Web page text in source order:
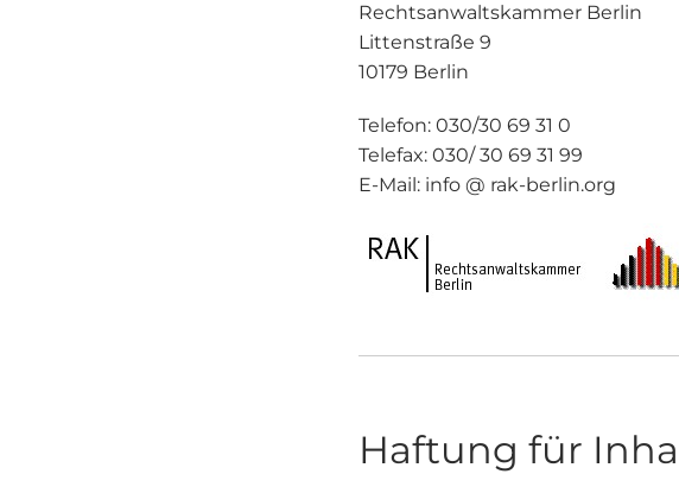
Rechtsanwaltskammer Berlin
Littenstraße 9
10179 Berlin
Telefon: 030/30 69 31 0
Telefax: 030/ 30 69 31 99
E-Mail: info @ rak-berlin.org
Haftung für